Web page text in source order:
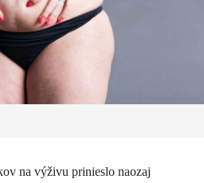
na výživu prinieslo naozaj